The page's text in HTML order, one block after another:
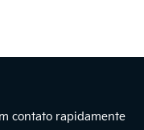
contato rapidamente